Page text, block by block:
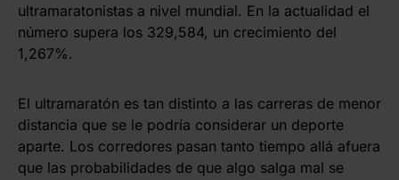
ultramaratonistas a nivel mundial. En la actualidad el
número supera los 329,584, un crecimiento del
1,267%.
El ultramaratón es tan distinto a las carreras de menor
distancia que se le podría considerar un deporte
aparte. Los corredores pasan tanto tiempo allá afuera
que las probabilidades de que algo salga mal se